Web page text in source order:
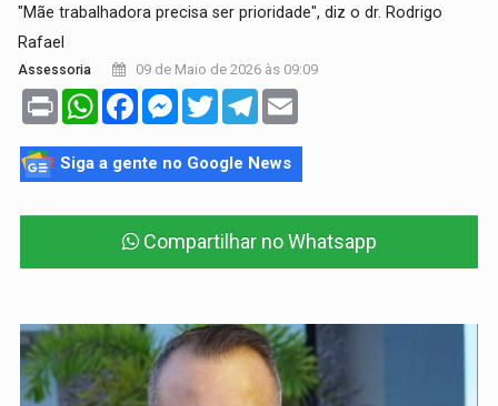
"Mãe trabalhadora precisa ser prioridade", diz o dr. Rodrigo
Rafael
Assessoria 09 de Maio de 2026 às 09:09
Print WhatsAppFacebookMessenger
TwitterTelegram
Siga a gente no Google News
Compartilhar no Whatsapp